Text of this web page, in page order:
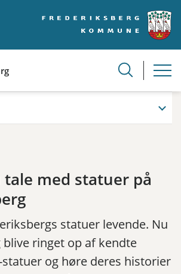
med statuer på
statuer levende. Nu
ringet op af kendte
og høre deres historier